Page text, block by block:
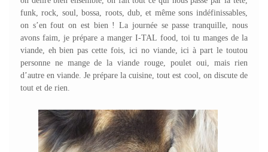
funk, rock, soul, bossa, roots, dub, et même sons indéfinissables,
on s’en fout on est bien ! La journée se passe tranquille, nous
avons faim, je prépare a manger I-TAL food, toi tu manges de la
viande, eh bien pas cette fois, ici no viande, ici à part le toutou
personne ne mange de la viande rouge, poulet oui, mais rien
d’autre en viande. Je prépare la cuisine, tout est cool, on discute de
tout et de rien.